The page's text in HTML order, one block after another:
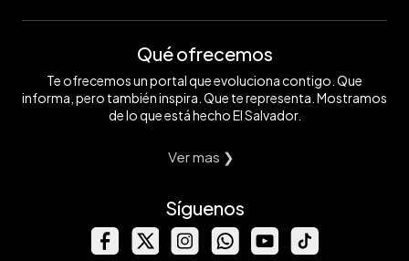
Qué ofrecemos
Te ofrecemos un portal que evoluciona contigo. Que
informa, pero también inspira. Que te representa. Mostramos
de lo que está hecho El Salvador.
Ver mas ❯
Síguenos